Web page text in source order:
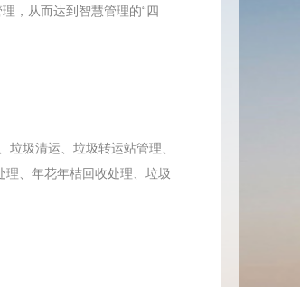
，从而达到智慧管理的“四
圾清运、垃圾转运站管理、
、年花年桔回收处理、垃圾